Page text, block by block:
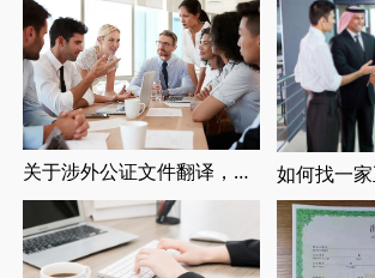
关于涉外公证文件翻译，涉外婚姻登记，留学翻译介绍